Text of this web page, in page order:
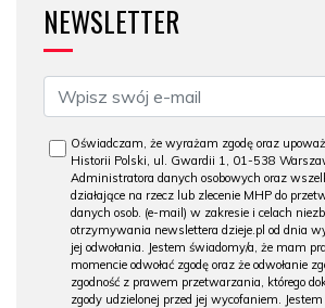
NEWSLETTER
Oświadczam, że wyrażam zgodę oraz
Historii Polski, ul. Gwardii 1, 01-538
Administratora danych osobowych oraz
działające na rzecz lub zlecenie MHP do
danych osob. (e-mail) w zakresie i celach
otrzymywania newslettera dzieje.pl od dnia
jej odwołania. Jestem świadomy/a, że mam
momencie odwołać zgodę oraz że odwołanie
zgodność z prawem przetwarzania, którego
zgody udzielonej przed jej wycofaniem.